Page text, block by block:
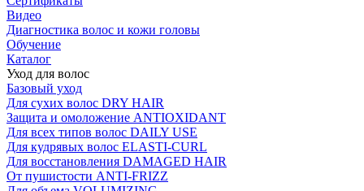
Видео
Диагностика волос и кожи головы
Обучение
Каталог
Уход для волос
Базовый уход
Для сухих волос DRY HAIR
Защита и омоложение ANTIOXIDANT
Для всех типов волос DAILY USE
Для кудрявых волос ELASTI-CURL
Для восстановления DAMAGED HAIR
От пушистости ANTI-FRIZZ